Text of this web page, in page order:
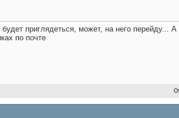
приглядеться, может, на него перейду... А
по почте